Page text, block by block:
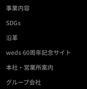
事業内容
SDGs
沿革
weds 60周年記念サイト
本社・営業所案内
グループ会社